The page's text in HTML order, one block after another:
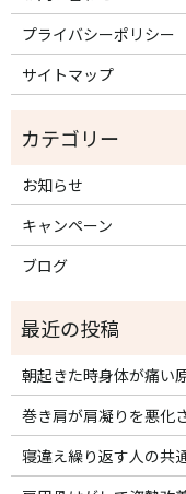
プライバシーポリシー
サイトマップ
お知らせ
キャンペーン
ブログ
朝起きた時身体が痛い
巻き肩が肩凝りを悪化
寝違え繰り返す人の共